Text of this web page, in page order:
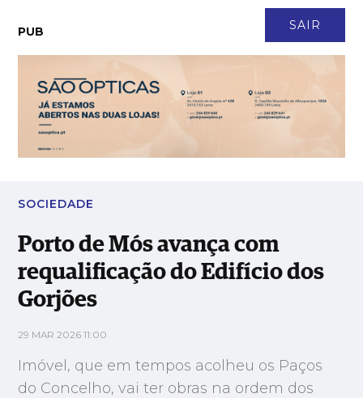
SAIR
PUB
Porto de Mós avança com requalificação do Edifício dos
Gorjões
SOCIEDADE
Porto de Mós avança com
requalificação do Edifício dos
Gorjões
29 MAR 2026 11:00
Imóvel, que em tempos acolheu os Paços
do Concelho, vai ter obras na ordem dos